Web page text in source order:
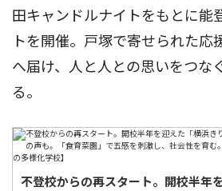
田キャンドルナイトをもとに能
トを開催。戸塚で寄せられた応
へ届け、人と人との思いをつな
る。
不登校からの再スタート。開校半年